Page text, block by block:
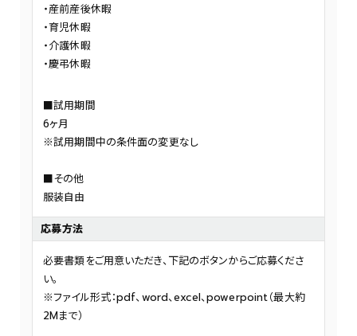
産前産後休暇
育児休暇
介護休暇
慶弔休暇
■試用期間
6ヶ月
※試用期間中の条件面の変更なし
■その他
服装自由
応募方法
必要書類をご用意いただき、下記のボタンからご応募くださ
い。
※ファイル形式：pdf、word、excel、powerpoint（最大約
2Mまで）